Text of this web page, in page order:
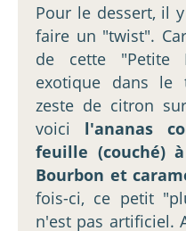
Pour le dessert, il
faire un "twist".
de cette "Petite
exotique dans le
zeste de citron
voici l'ananas
feuille (couché)
Bourbon et
fois-ci, ce petit
n'est pas artificiel.